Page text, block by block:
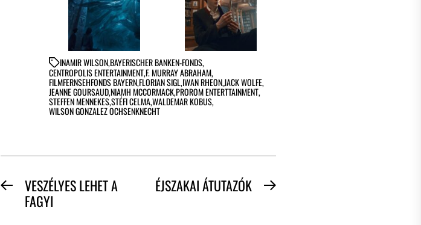
INAMIR WILSON,BAYERISCHER BANKEN-FONDS,
CENTROPOLIS ENTERTAINMENT,F. MURRAY ABRAHAM,
FILMFERNSEHFONDS BAYERN,FLORIAN SIGL,IWAN RHEON,JACK WOLFE,
JEANNE GOURSAUD,NIAMH MCCORMACK,PROROM ENTERTTAINMENT,
STEFFEN MENNEKES,STÉFI CELMA,WALDEMAR KOBUS,
WILSON GONZALEZ OCHSENKNECHT
BEJEGYZÉS
NAVIGÁCIÓ
PreviousVESZÉLYES LEHET A
FAGYI
Next
ÉJSZAKAI ÁTUTAZÓK